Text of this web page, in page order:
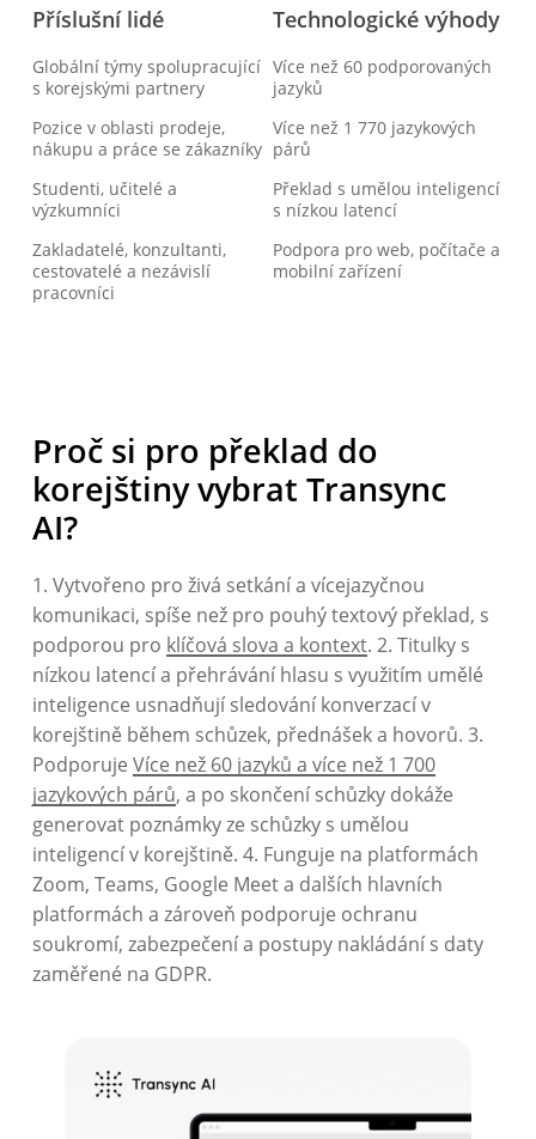
Příslušní lidé
Globální týmy spolupracující
s korejskými partnery
Pozice v oblasti prodeje,
nákupu a práce se zákazníky
Studenti, učitelé a
výzkumníci
Zakladatelé, konzultanti,
cestovatelé a nezávislí
pracovníci
Technologické výhody
Více než 60 podporovaných
jazyků
Více než 1 770 jazykových
párů
Překlad s umělou inteligencí
s nízkou latencí
Podpora pro web, počítače a
mobilní zařízení
Proč si pro překlad do
korejštiny vybrat Transync
AI?
1. Vytvořeno pro živá setkání a vícejazyčnou
komunikaci, spíše než pro pouhý textový překlad, s
podporou pro klíčová slova a kontext. 2. Titulky s
nízkou latencí a přehrávání hlasu s využitím umělé
inteligence usnadňují sledování konverzací v
korejštině během schůzek, přednášek a hovorů. 3.
Podporuje Více než 60 jazyků a více než 1 700
jazykových párů, a po skončení schůzky dokáže
generovat poznámky ze schůzky s umělou
inteligencí v korejštině. 4. Funguje na platformách
Zoom, Teams, Google Meet a dalších hlavních
platformách a zároveň podporuje ochranu
soukromí, zabezpečení a postupy nakládání s daty
zaměřené na GDPR.